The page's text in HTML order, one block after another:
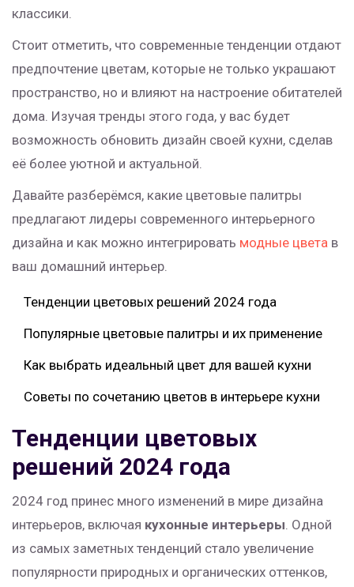
классики.
Стоит отметить, что современные тенденции отдают
предпочтение цветам, которые не только украшают
пространство, но и влияют на настроение обитателей
дома. Изучая тренды этого года, у вас будет
возможность обновить дизайн своей кухни, сделав
её более уютной и актуальной.
Давайте разберёмся, какие цветовые палитры
предлагают лидеры современного интерьерного
дизайна и как можно интегрировать модные цвета в
ваш домашний интерьер.
Тенденции цветовых решений 2024 года
Популярные цветовые палитры и их применение
Как выбрать идеальный цвет для вашей кухни
Советы по сочетанию цветов в интерьере кухни
Тенденции цветовых
решений 2024 года
2024 год принес много изменений в мире дизайна
интерьеров, включая кухонные интерьеры. Одной
из самых заметных тенденций стало увеличение
популярности природных и органических оттенков,